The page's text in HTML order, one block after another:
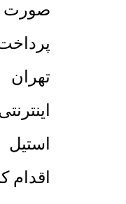
صورت
اقدام